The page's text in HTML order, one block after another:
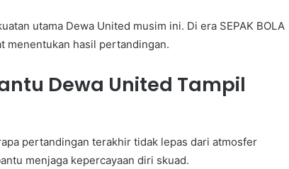
utama Dewa United musim ini. Di era SEPAK BOLA
menentukan hasil pertandingan.
Dewa United Tampil
pertandingan terakhir tidak lepas dari atmosfer
menjaga kepercayaan diri skuad.